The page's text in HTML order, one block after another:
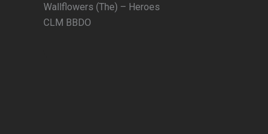
Wallflowers (The) – Heroes
CLM BBDO